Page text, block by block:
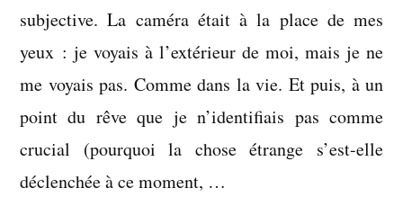
subjective. La caméra était à la place de mes
yeux : je voyais à l’extérieur de moi, mais je ne
me voyais pas. Comme dans la vie. Et puis, à un
point du rêve que je n’identifiais pas comme
crucial (pourquoi la chose étrange s’est-elle
déclenchée à ce moment, …